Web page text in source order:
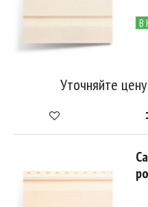
В
Уточняйте